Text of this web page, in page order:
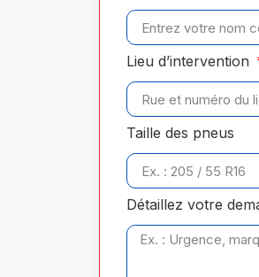
Lieu d’intervention
Taille des pneus
Détaillez votre